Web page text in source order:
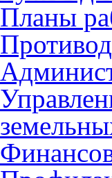
Планы